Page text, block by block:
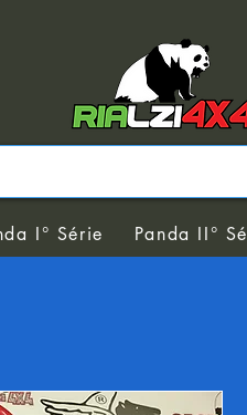
I° Série Panda II°